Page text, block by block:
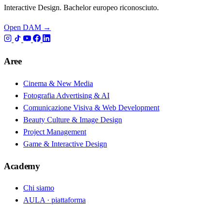
Interactive Design. Bachelor europeo riconosciuto.
Open DAM →
Aree
Cinema & New Media
Fotografia Advertising & AI
Comunicazione Visiva & Web Development
Beauty Culture & Image Design
Project Management
Game & Interactive Design
Academy
Chi siamo
AULA · piattaforma